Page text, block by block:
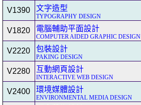
V1390 文字造型
TYPOGRAPHY DESIGN
V1820 電腦輔助平面設計
COMPUTER AIDED GRAPHIC DESIGN
V2220 包裝設計
PAKING DESIGN
V2280 互動網頁設計
INTERACTIVE WEB DESIGN
V2400 環境媒體設計
ENVIRONMENTAL MEDIA DESIGN